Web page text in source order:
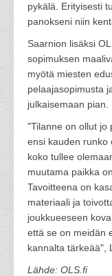
pykälä. Erityisesti
panokseni niin
Saarnion lisäksi
sopimuksen
myötä miesten
pelaajasopimusta
julkaisemaan pian.
"Tilanne on ollut jo
ensi kauden runko
koko tullee
muutama paikka
Tavoitteena on
materiaali ja
joukkueeseen
että se on meidän
kannalta tärkeää",
Lähde: OLS.fi